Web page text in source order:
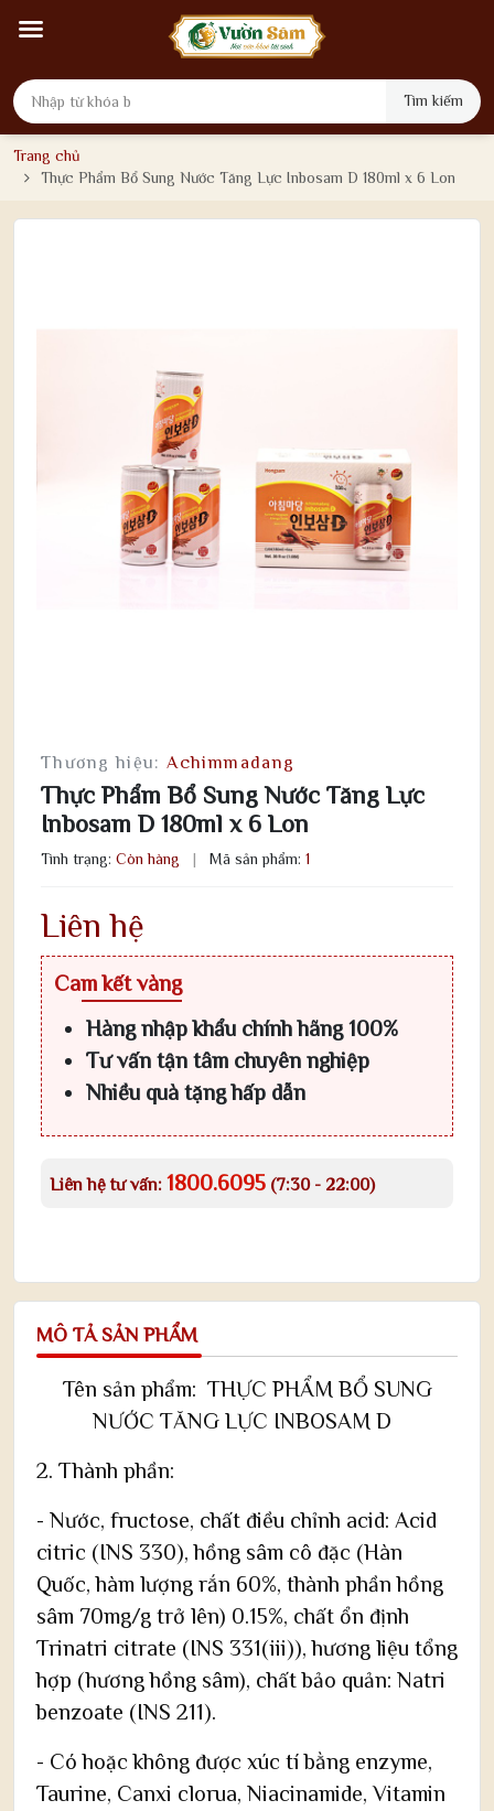
Tìm kiếm
Trang chủ
Thực Phẩm Bổ Sung Nước Tăng Lực Inbosam D 180ml x 6 Lon
Thương hiệu:Achimmadang
Thực Phẩm Bổ Sung Nước Tăng Lực
Inbosam D 180ml x 6 Lon
Tình trạng: Còn hàng | Mã sản phẩm: 1
Liên hệ
Cam kết vàng
Hàng nhập khẩu chính hãng 100%
Tư vấn tận tâm chuyên nghiệp
Nhiều quà tặng hấp dẫn
Liên hệ tư vấn: 1800.6095 (7:30 - 22:00)
MÔ TẢ SẢN PHẨM
Tên sản phẩm: THỰC PHẨM BỔ SUNG
NƯỚC TĂNG LỰC INBOSAM D
2. Thành phần:
- Nước, fructose, chất điều chỉnh acid: Acid
citric (INS 330), hồng sâm cô đặc (Hàn
Quốc, hàm lượng rắn 60%, thành phần hồng
sâm 70mg/g trở lên) 0.15%, chất ổn định
Trinatri citrate (INS 331(iii)), hương liệu tổng
hợp (hương hồng sâm), chất bảo quản: Natri
benzoate (INS 211).
- Có hoặc không được xúc tí bằng enzyme,
Taurine, Canxi clorua, Niacinamide, Vitamin